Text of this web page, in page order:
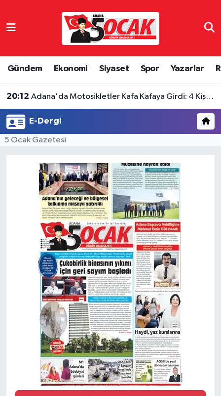
Gündem Ekonomi Siyaset Spor Yazarlar
20:12 Adana'da Motosikletler Kafa Kafaya Girdi: 4 Kişi Yaralandı
E-Dergi
5 Ocak Gazetesi
Eğitim
Ekonomi
Gündem
Haber Reklam
Magazin
Özel
Resmi İlanlar
Sağlık
Siyaset
Spor
Yaşam
Adana Nöbetçi Eczaneler
Süper Lig Puan Durumu ve Fikstür
Tüm Manşetler
Son Dakika Haberleri
Haber Arşivi